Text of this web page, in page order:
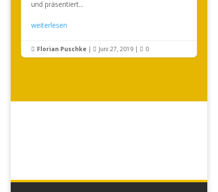
und präsentiert...
weiterlesen
 Florian Puschke |  Juni 27, 2019|  0